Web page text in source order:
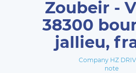
Zoubeir -
38300
jallieu,
Company HZ
note